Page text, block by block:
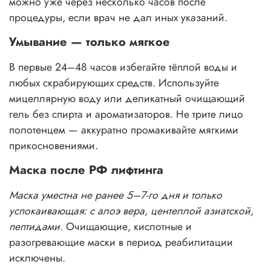
процедуры, если врач не дал иных указаний.
Умывание — только мягкое
В первые 24–48 часов избегайте тёплой воды и
любых скрабирующих средств. Используйте
мицеллярную воду или деликатный очищающий
гель без спирта и ароматизаторов. Не трите лицо
полотенцем — аккуратно промакивайте мягкими
прикосновениями.
Маска после РФ лифтинга
Маска уместна не ранее 5–7-го дня и только
успокаивающая: с алоэ вера, центеллой азиатской,
пептидами. Очищающие, кислотные и
разогревающие маски в период реабилитации
исключены.